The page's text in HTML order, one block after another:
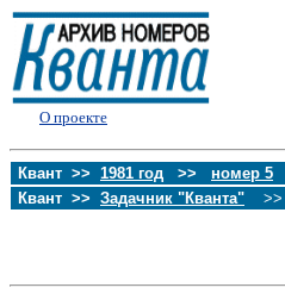
О проекте
Квант >> 1981 год >> номер 5
Квант >> Задачник "Кванта" >>